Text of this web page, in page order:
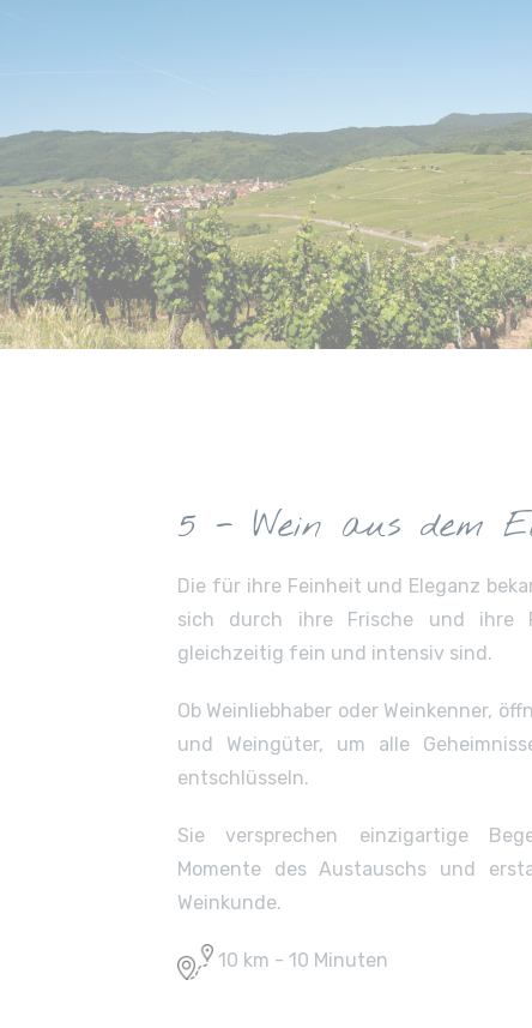
5 - Wein aus dem
Die für ihre Feinheit und Eleganz
sich durch ihre Frische und ihre
gleichzeitig fein und intensiv sind.
Ob Weinliebhaber oder Weinkenner,
und Weingüter, um alle
entschlüsseln.
Sie versprechen einzigartige
Momente des Austauschs und
Weinkunde.
10 km - 10 Minuten